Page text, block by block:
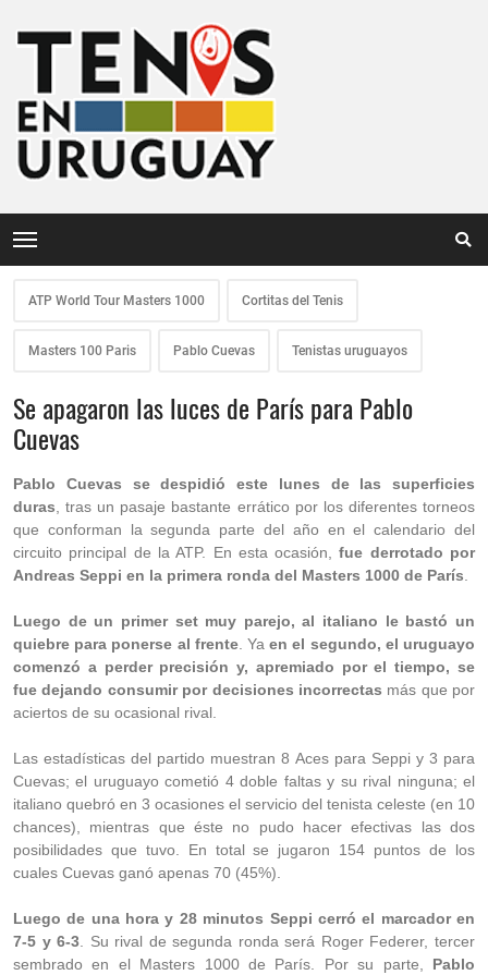
ATP World Tour Masters 1000 Cortitas del Tenis
Masters 100 Paris Pablo Cuevas Tenistas uruguayos
Se apagaron las luces de París para Pablo
Cuevas
Pablo Cuevas se despidió este lunes de las superficies
duras , tras un pasaje bastante errático por los diferentes torneos
que conforman la segunda parte del año en el calendario del
circuito principal de la ATP. En esta ocasión,fue derrotado por
Andreas Seppi en la primera ronda del Masters 1000 de París
Luego de un primer set muy parejo, al italiano le bastó un
quiebre para ponerse al frente. Yaen el segundo, el uruguayo
comenzó a perder precisión y, apremiado por el tiempo, se
fue dejando consumir por decisiones incorrectas más que por
aciertos de su ocasional rival.
Las estadísticas del partido muestran 8 Aces para Seppi y 3 para
Cuevas; el uruguayo cometió 4 doble faltas y su rival ninguna; el
italiano quebró en 3 ocasiones el servicio del tenista celeste (en 10
chances), mientras que éste no pudo hacer efectivas las dos
posibilidades que tuvo. En total se jugaron 154 puntos de los
cuales Cuevas ganó apenas 70 (45%).
Luego de una hora y 28 minutos Seppi cerró el marcador en
7-5 y 6-3 . Su rival de segunda ronda será Roger Federer, tercer
sembrado en el Masters 1000 de París. Por su parte, Pablo